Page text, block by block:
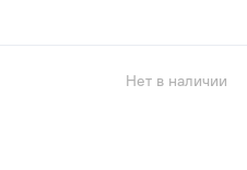
Нет в наличии